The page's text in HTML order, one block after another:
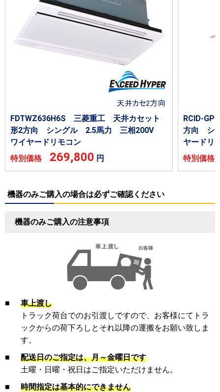
FDTWZ636H6S 三菱重工 天井カセット
形2方向 シングル 2.5馬力 三相200V
ワイヤードリモコン
特別価格 269,800 円
RCID-
方向 シ
ヤードリ
特別価
機器のみご購入の場合は必ずご確認ください
機器のみご購入の注意事項
■
車上渡し
トラック荷台でのお引渡しですので、お客様にてトラ
ックからの荷下ろしとそれ以降の運搬をお願い致しま
す。
■
配送日のご指定は、月～金曜日です
土曜・日曜・祝日はご指定いただけません。
■
時間指定は基本的にできません